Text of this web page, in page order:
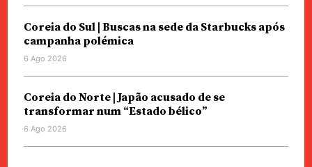
Coreia do Sul | Buscas na sede da Starbucks após
campanha polémica
6 Ago 2026
Coreia do Norte | Japão acusado de se
transformar num “Estado bélico”
6 Ago 2026